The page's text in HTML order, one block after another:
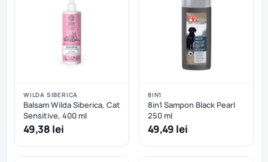
WILDA SIBERICA
Balsam Wilda Siberica, Cat
Sensitive, 400 ml
49,38 lei
8IN1
8in1 Sampon Black Pearl
250 ml
49,49 lei